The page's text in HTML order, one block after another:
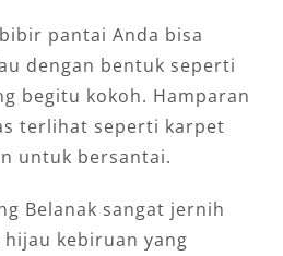
pantai Anda bisa
dengan bentuk seperti
begitu kokoh. Hamparan
terlihat seperti karpet
untuk bersantai.
Belanak sangat jernih
kebiruan yang